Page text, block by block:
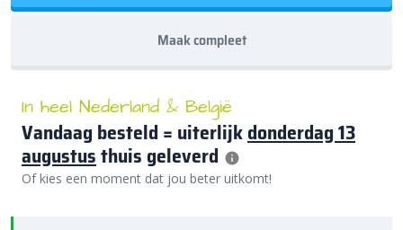
Maak compleet
In heel Nederland & België
Vandaag besteld = uiterlijkdonderdag 13
augustusthuis geleverd
Of kies een moment dat jou beter uitkomt!